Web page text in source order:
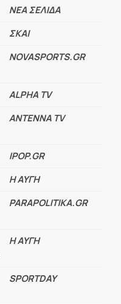
ΝΕΑ ΣΕΛΙΔΑ
ΣΚΑΙ
NOVASPORTS.GR
ALPHA TV
ANTENNA TV
IPOP.GR
Η ΑΥΓΗ
PARAPOLITIKA.GR
Η ΑΥΓΗ
SPORTDAY